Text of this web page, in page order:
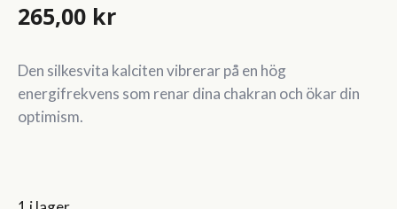
265,00 kr
Den silkesvita kalciten vibrerar på en hög
energifrekvens som renar dina chakran och ökar din
optimism.